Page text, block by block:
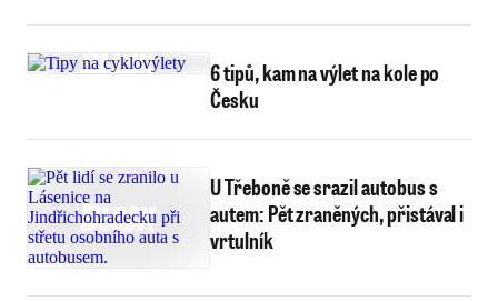
6 tipů, kam na výlet na kole po
Česku
U Třeboně se srazil autobus s
autem: Pět zraněných, přistával i
vrtulník